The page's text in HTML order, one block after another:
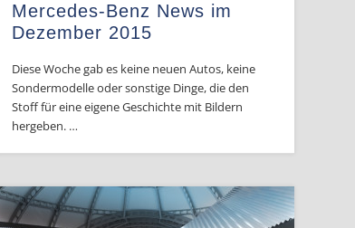
Mercedes-Benz News im
Dezember 2015
Diese Woche gab es keine neuen Autos, keine
Sondermodelle oder sonstige Dinge, die den
Stoff für eine eigene Geschichte mit Bildern
hergeben. …